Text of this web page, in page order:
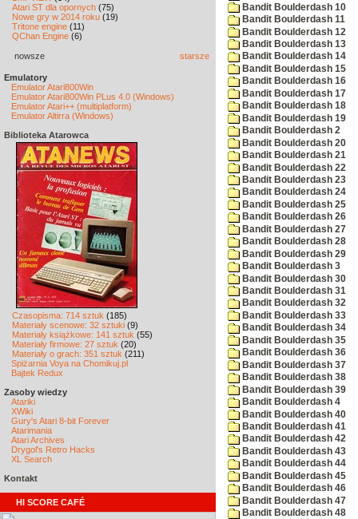
Atari ST dla opornych (75)
Nowe gry w 2014 roku (19)
Tritone engine (11)
QChan Engine (6)
nowsze starsze
Emulatory
Emulator Atari800Win
Emulator Atari800Win PLus 4.0 (Windows)
Emulator Atari++ (multiplatform)
Emulator Altirra (Windows)
Biblioteka Atarowca
Czasopisma: 714 sztuk (185)
Materiały scenowe: 32 sztuki (9)
Materiały książkowe: 141 sztuk (55)
Materiały firmowe: 27 sztuk (20)
Materiały o grach: 351 sztuk (211)
Spiżarnia Voya na Chomikuj.pl
Bajtek Redux
Zasoby wiedzy
Atariki
XWiki
Gury's Atari 8-bit Forever
Atarimania
Atari Archives
Drygol's Retro Hacks
XL Search
Kontakt
HI SCORE CAFÉ
Bandit Boulderdash 10
Bandit Boulderdash 11
Bandit Boulderdash 12
Bandit Boulderdash 13
Bandit Boulderdash 14
Bandit Boulderdash 15
Bandit Boulderdash 16
Bandit Boulderdash 17
Bandit Boulderdash 18
Bandit Boulderdash 19
Bandit Boulderdash 2
Bandit Boulderdash 20
Bandit Boulderdash 21
Bandit Boulderdash 22
Bandit Boulderdash 23
Bandit Boulderdash 24
Bandit Boulderdash 25
Bandit Boulderdash 26
Bandit Boulderdash 27
Bandit Boulderdash 28
Bandit Boulderdash 29
Bandit Boulderdash 3
Bandit Boulderdash 30
Bandit Boulderdash 31
Bandit Boulderdash 32
Bandit Boulderdash 33
Bandit Boulderdash 34
Bandit Boulderdash 35
Bandit Boulderdash 36
Bandit Boulderdash 37
Bandit Boulderdash 38
Bandit Boulderdash 39
Bandit Boulderdash 4
Bandit Boulderdash 40
Bandit Boulderdash 41
Bandit Boulderdash 42
Bandit Boulderdash 43
Bandit Boulderdash 44
Bandit Boulderdash 45
Bandit Boulderdash 46
Bandit Boulderdash 47
Bandit Boulderdash 48